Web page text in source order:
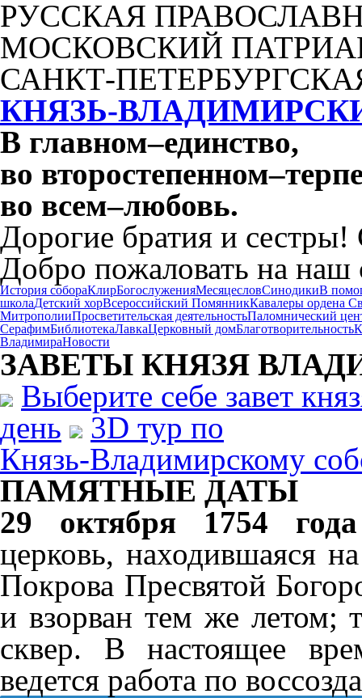
РУССКАЯ
МОСКОВСКИЙ
САНКТ-
КНЯЗЬ-
В главном–единство,
во второстепенном–
во всем–любовь.
Дорогие братия и
Добро пожаловать на наш
История собораКлирБогослуженияМесяцесловСинодикиВ
школаДетский хорВсероссийский ПомянникКавалеры ордена
МитрополииПросветительская деятельностьПаломнический
СерафимБиблиотекаЛавкаЦерковный домБлаготворительность
ВладимираНовости
ЗАВЕТЫ КНЯЗЯ
Выберите себе завет
день
3D тур по
Князь-Владимирскому
ПАМЯТНЫЕ ДАТЫ
29 октября 1754 года
церковь, находившаяся
Покрова Пресвятой
и взорван тем же летом;
сквер. В настоящее
ведется работа по